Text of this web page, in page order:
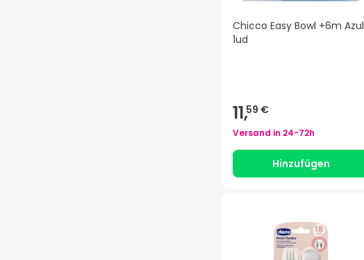
Chicco Easy Bowl +6m Azul
1ud
11,59 €
Versand in 24-72h
Hinzufügen